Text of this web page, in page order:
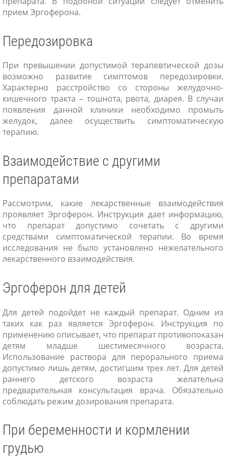
прием Эргоферона.
Передозировка
При превышении допустимой терапевтической дозы
возможно развитие симптомов передозировки.
Характерно расстройство со стороны желудочно-
кишечного тракта – тошнота, рвота, диарея. В случаи
появления данной клиники необходимо промыть
желудок, далее осуществить симптоматическую
терапию.
Взаимодействие с другими
препаратами
Рассмотрим, какие лекарственные взаимодействия
проявляет Эргоферон. Инструкция дает информацию,
что препарат допустимо сочетать с другими
средствами симптоматической терапии. Во время
исследования не было установлено нежелательного
лекарственного взаимодействия.
Эргоферон для детей
Для детей подойдет не каждый препарат. Одним из
таких как раз является Эргоферон. Инструкция по
применению описывает, что препарат противопоказан
детям младше шестимесячного возраста.
Использование раствора для перорального приема
допустимо лишь детям, достигшим трех лет. Для детей
раннего детского возраста желательна
предварительная консультация врача. Обязательно
соблюдать режим дозирования препарата.
При беременности и кормлении
грудью